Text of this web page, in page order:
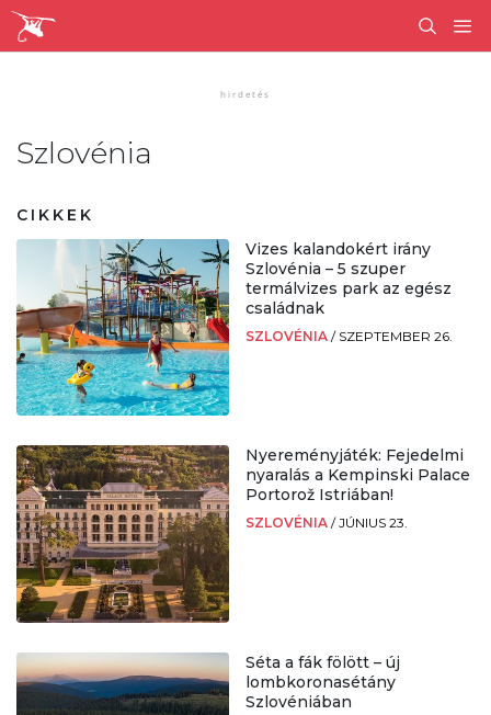
Szlovénia
CIKKEK
Vizes kalandokért irány
Szlovénia – 5 szuper
termálvizes park az egész
családnak
SZLOVÉNIA / SZEPTEMBER 26.
Nyereményjáték: Fejedelmi
nyaralás a Kempinski Palace
Portorož Istriában!
SZLOVÉNIA /JÚNIUS 23.
Séta a fák fölött – új
lombkoronasétány
Szlovéniában